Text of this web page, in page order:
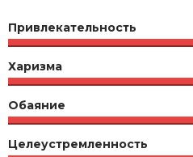
Привлекательность
Харизма
Обаяние
Целеустремленность